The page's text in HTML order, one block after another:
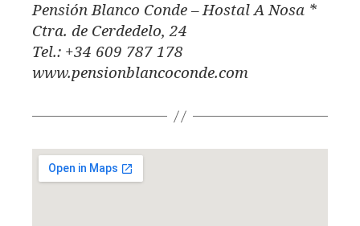
Pensión Blanco Conde – Hostal A Nosa *
Ctra. de Cerdedelo, 24
Tel.: +34 609 787 178
www.pensionblancoconde.com